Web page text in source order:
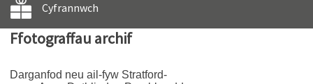
Cyfrannwch
Ffotograffau archif
Darganfod neu ail-fyw Stratford-